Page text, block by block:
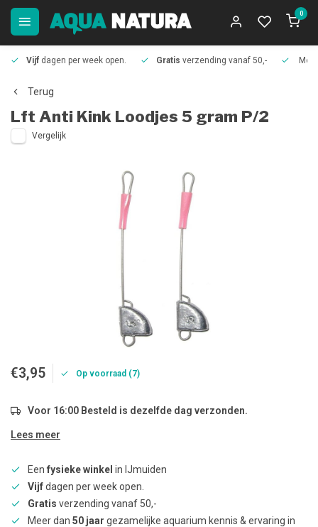
0
Vijf dagen per week open. Gratis verzending vanaf 50,-
Terug
Lft Anti Kink Loodjes 5 gram P/2
Vergelijk
€3,95 Op voorraad (7)
Voor 16:00 Besteld is dezelfde dag verzonden.
Lees meer
Een fysieke winkel in IJmuiden
Vijfdagen per week open.
Gratis verzending vanaf 50,-
Meer dan 50 jaar gezamelijke aquarium kennis & ervaring in